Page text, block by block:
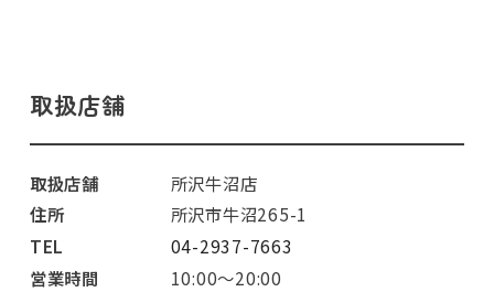
取扱店舗
取扱店舗
所沢牛沼店
住所
所沢市牛沼265-1
TEL
04-2937-7663
営業時間
10:00～20:00